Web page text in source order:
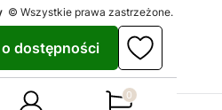
© Wszystkie prawa zastrzeżone.
dostępności
Produkty w